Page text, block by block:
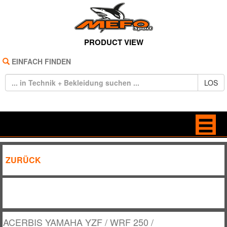
PRODUCT VIEW
EINFACH FINDEN
LOS
HOME
REIFEN
BEKLEIDUNG
ANTRIEB
BELEUCHTUNG
DEKORE / STICKER
ZURÜCK
ACERBIS YAMAHA YZF / WRF 250 /